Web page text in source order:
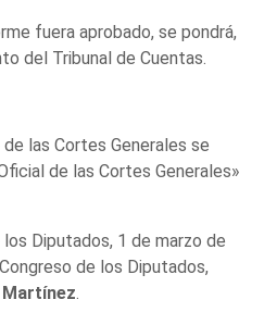
fuera aprobado, se pondrá,
del Tribunal de Cuentas.
las Cortes Generales se
de las Cortes Generales»
Diputados, 1 de marzo de
de los Diputados,